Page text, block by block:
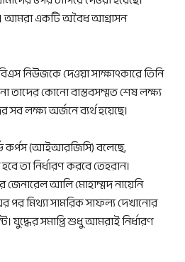
একটি অবৈধ আগ্রাসন
নিউজকে দেওয়া সাক্ষাৎকারে তিনি
কোনো বাস্তবসম্মত শেষ লক্ষ্য
সব লক্ষ্য অর্জনে ব্যর্থ হয়েছে।
কর্পস (আইআরজিসি) বলেছে,
তা নির্ধারণ করবে তেহরান।
জেনারেল আলি মোহাম্মদ নায়েনি
মিথ্যা সামরিক সাফল্য দেখানোর
যুদ্ধের সমাপ্তি শুধু আমরাই নির্ধারণ